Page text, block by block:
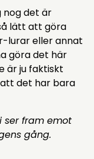
nog det är
lätt att göra
lurar eller annat
göra det här
är ju faktiskt
det har bara
ser fram emot
gång.